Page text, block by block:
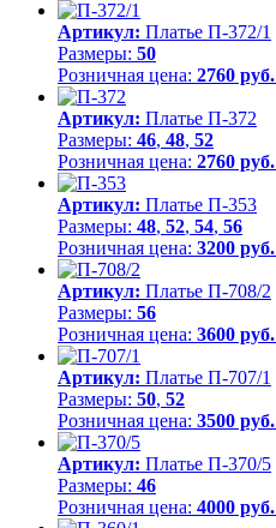
Артикул: Платье П-372/1
Размеры: 50
Розничная цена: 2760 руб.
Артикул: Платье П-372
Размеры: 46, 48, 52
Розничная цена: 2760 руб.
Артикул: Платье П-353
Размеры: 48, 52, 54, 56
Розничная цена: 3200 руб.
Артикул: Платье П-708/2
Размеры: 56
Розничная цена: 3600 руб.
Артикул: Платье П-707/1
Размеры: 50, 52
Розничная цена: 3500 руб.
Артикул: Платье П-370/5
Размеры: 46
Розничная цена: 4000 руб.